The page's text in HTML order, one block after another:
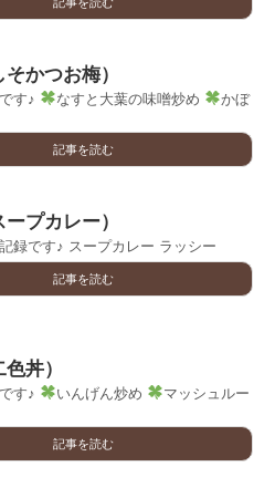
かつお梅）
す♪ なすと大葉の味噌炒め
かぼ
記事を読む
プカレー）
録です♪ スープカレー ラッシー
記事を読む
丼）
す♪ いんげん炒め
マッシュルー
記事を読む